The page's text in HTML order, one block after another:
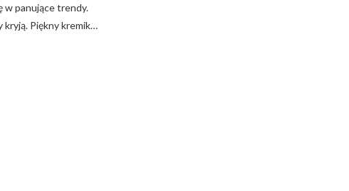
w panujące trendy.
Piękny kremik…